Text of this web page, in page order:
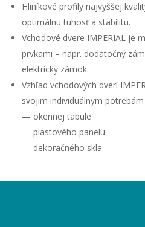
Hliníkové profily najvyššej
optimálnu tuhosť a stabilitu.
Vchodové dvere IMPERIAL je
prvkami – napr. dodatočný
elektrický zámok.
Vzhľad vchodových dverí
svojim individuálnym
— okennej tabule
— plastového panelu
— dekoračného skla